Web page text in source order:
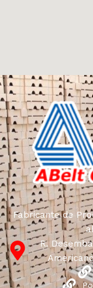
Fabricante de
R.